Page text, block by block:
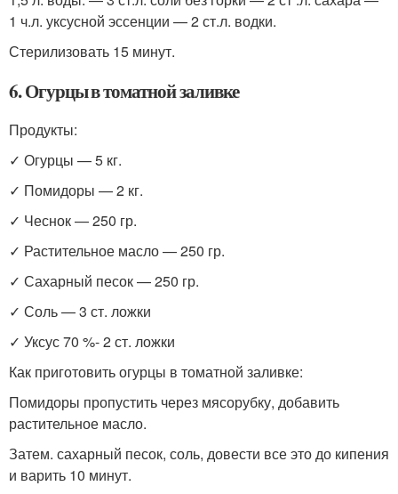
1 ч.л. уксусной эссенции — 2 ст.л. водки.
Стерилизовать 15 минут.
6. Огурцы в томатной заливке
Продукты:
✓ Огурцы — 5 кг.
✓ Помидоры — 2 кг.
✓ Чеснок — 250 гр.
✓ Растительное масло — 250 гр.
✓ Сахарный песок — 250 гр.
✓ Соль — 3 ст. ложки
✓ Уксус 70 %- 2 ст. ложки
Как приготовить огурцы в томатной заливке:
Помидоры пропустить через мясорубку, добавить
растительное масло.
Затем. сахарный песок, соль, довести все это до кипения
и варить 10 минут.